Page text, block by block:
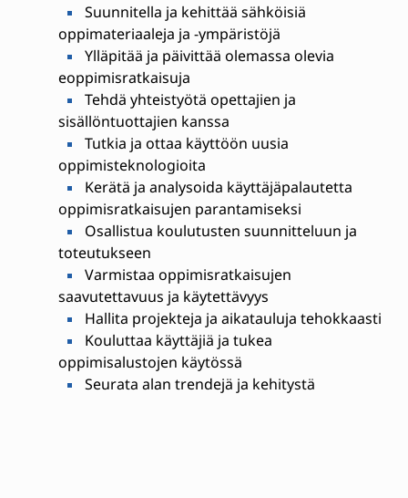
Suunnitella ja kehittää sähköisiä
oppimateriaaleja ja -ympäristöjä
Ylläpitää ja päivittää olemassa olevia
eoppimisratkaisuja
Tehdä yhteistyötä opettajien ja
sisällöntuottajien kanssa
Tutkia ja ottaa käyttöön uusia
oppimisteknologioita
Kerätä ja analysoida käyttäjäpalautetta
oppimisratkaisujen parantamiseksi
Osallistua koulutusten suunnitteluun ja
toteutukseen
Varmistaa oppimisratkaisujen
saavutettavuus ja käytettävyys
Hallita projekteja ja aikatauluja tehokkaasti
Kouluttaa käyttäjiä ja tukea
oppimisalustojen käytössä
Seurata alan trendejä ja kehitystä